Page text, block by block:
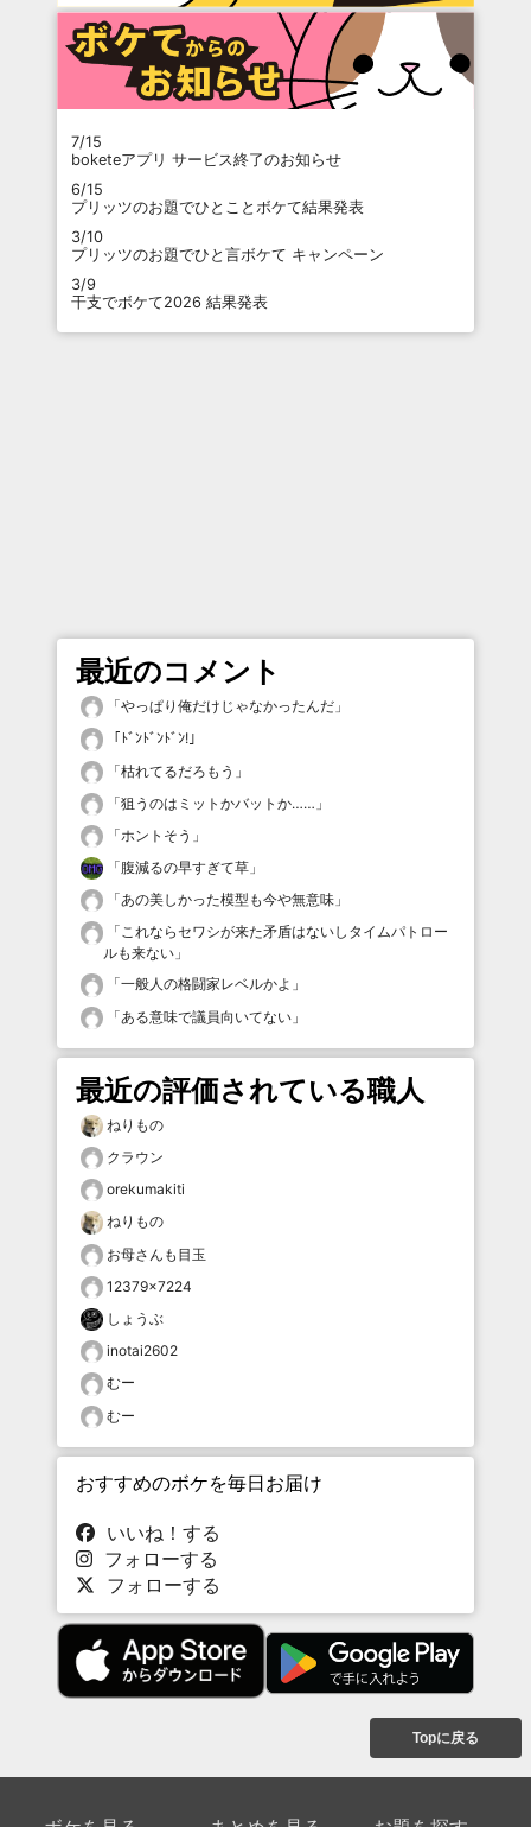
7/15
boketeアプリ サービス終了のお知らせ
6/15
プリッツのお題でひとことボケて結果発表
3/10
プリッツのお題でひと言ボケて キャンペーン
3/9
干支でボケて2026 結果発表
最近のコメント
「やっぱり俺だけじゃなかったんだ 」
「 ﾄﾞﾝﾄﾞﾝﾄﾞﾝ! 」
「枯れてるだろもう 」
「狙うのはミットかバットか…… 」
「ホントそう 」
「腹減るの早すぎて草 」
「あの美しかった模型も今や無意味 」
「これならセワシが来た矛盾はないしタイムパトロー
ルも来ない 」
「一般人の格闘家レベルかよ 」
「ある意味で議員向いてない 」
最近の評価されている職人
ねりもの
クラウン
orekumakiti
ねりもの
お母さんも目玉
12379×7224
しょうぶ
inotai2602
むー
むー
おすすめのボケを毎日お届け
いいね！する
フォローする
フォローする
Topに戻る